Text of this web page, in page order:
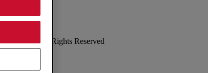
Inc). All Rights Reserved